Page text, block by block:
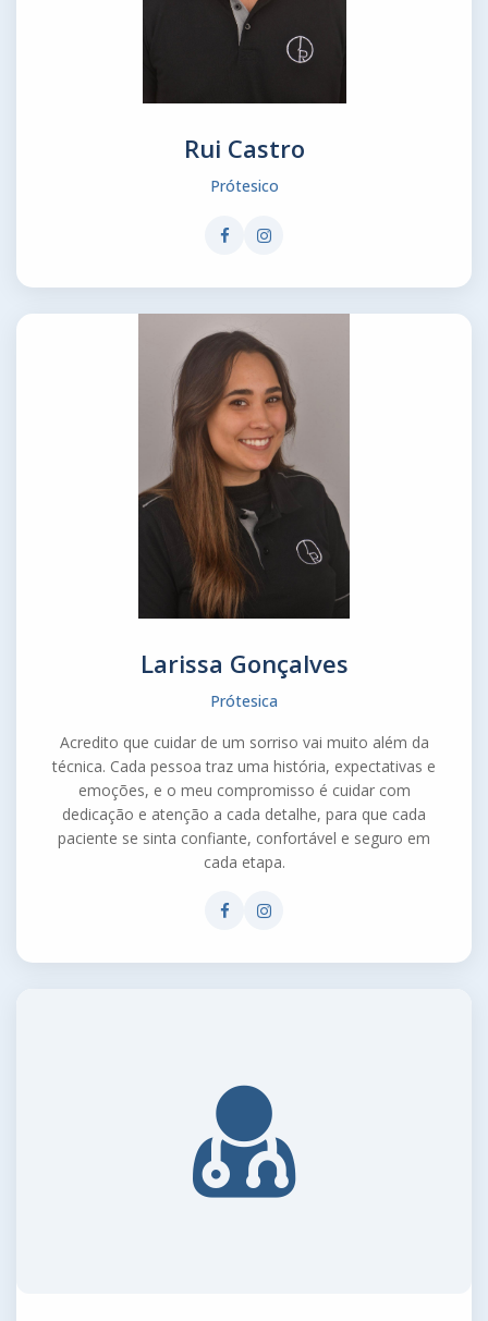
Rui Castro
Prótesico
Larissa Gonçalves
Prótesica
Acredito que cuidar de um sorriso vai muito além da
técnica. Cada pessoa traz uma história, expectativas e
emoções, e o meu compromisso é cuidar com
dedicação e atenção a cada detalhe, para que cada
paciente se sinta confiante, confortável e seguro em
cada etapa.